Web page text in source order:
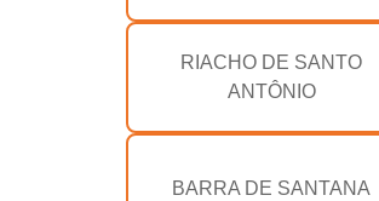
RIACHO DE SANTO
ANTÔNIO
BARRA DE SANTANA